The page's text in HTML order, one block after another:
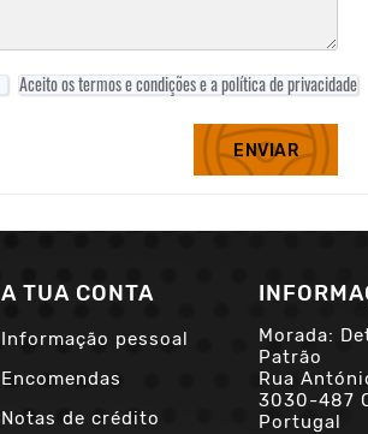
Aceito os termos e condições e a política de privacidade
ENVIAR
A TUA CONTA
Informação pessoal
Encomendas
Notas de crédito
Morada:
Patrão
Rua
3030-487
Portugal